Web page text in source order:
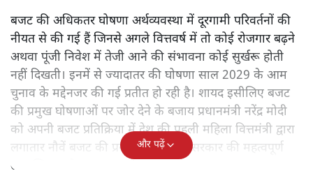
बजट की अधिकतर घोषणा अर्थव्यवस्था में दूरगामी परिवर्तनों की
नीयत से की गई हैं जिनसे अगले वित्तवर्ष में तो कोई रोजगार बढ़ने
अथवा पूंजी निवेश में तेजी आने की संभावना कोई सुर्खरू होती
नहीं दिखती। इनमें से ज्यादातर की घोषणा साल 2029 के आम
चुनाव के मद्देनजर की गई प्रतीत हो रही है। शायद इसीलिए बजट
की प्रमुख घोषणाओं पर जोर देने के बजाय प्रधानमंत्री नरेंद्र मोदी
को अपनी बजट प्रतिक्रिया में देश की पहली महिला वित्तमंत्री द्वारा
लगातार नौवें बजट की प्रस्तुति को अपनी सरकार की महत्वपूर्ण
उपलब्धि बताने पर मजबूर होना पड़ा।
और पढ़ें